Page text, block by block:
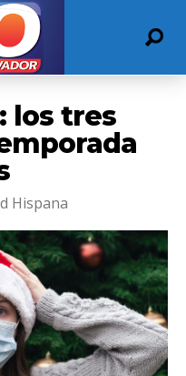
los tres
Hispana